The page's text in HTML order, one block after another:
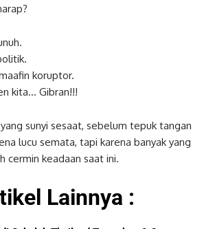
koruptor.
kita… Gibran!!!
sunyi sesaat, sebelum tepuk tangan
lucu semata, tapi karena banyak yang
cermin keadaan saat ini.
Lainnya :